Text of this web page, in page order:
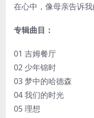
在心中，像母亲告诉我
专辑曲目：
01 吉姆餐厅
02 少年锦时
03 梦中的哈德森
04 我们的时光
05 理想